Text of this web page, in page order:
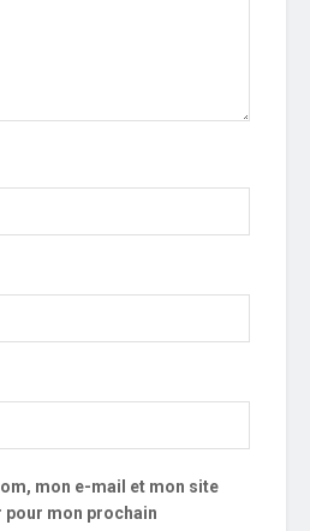
mon e-mail et mon site
pour mon prochain